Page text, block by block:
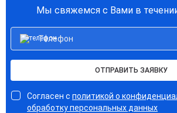
Мы свяжемся с Вами в
ОТПРАВИТЬ ЗАЯВКУ
Согласен с политикой о
обработку персональных данных